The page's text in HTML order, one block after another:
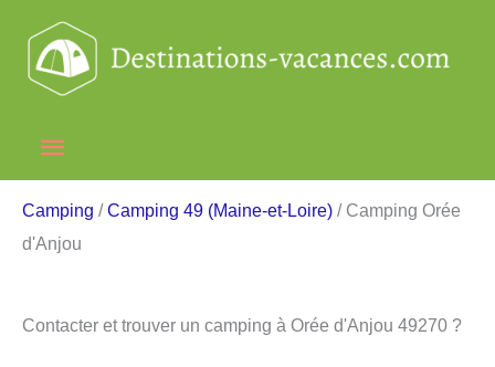
contenu
Menu
principal
Camping /Camping 49 (Maine-et-Loire) / Camping Orée
d'Anjou
Contacter et trouver un camping à Orée d'Anjou 49270 ?